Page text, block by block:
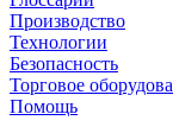
Производство
Технологии
Безопасность
Торговое
Помощь